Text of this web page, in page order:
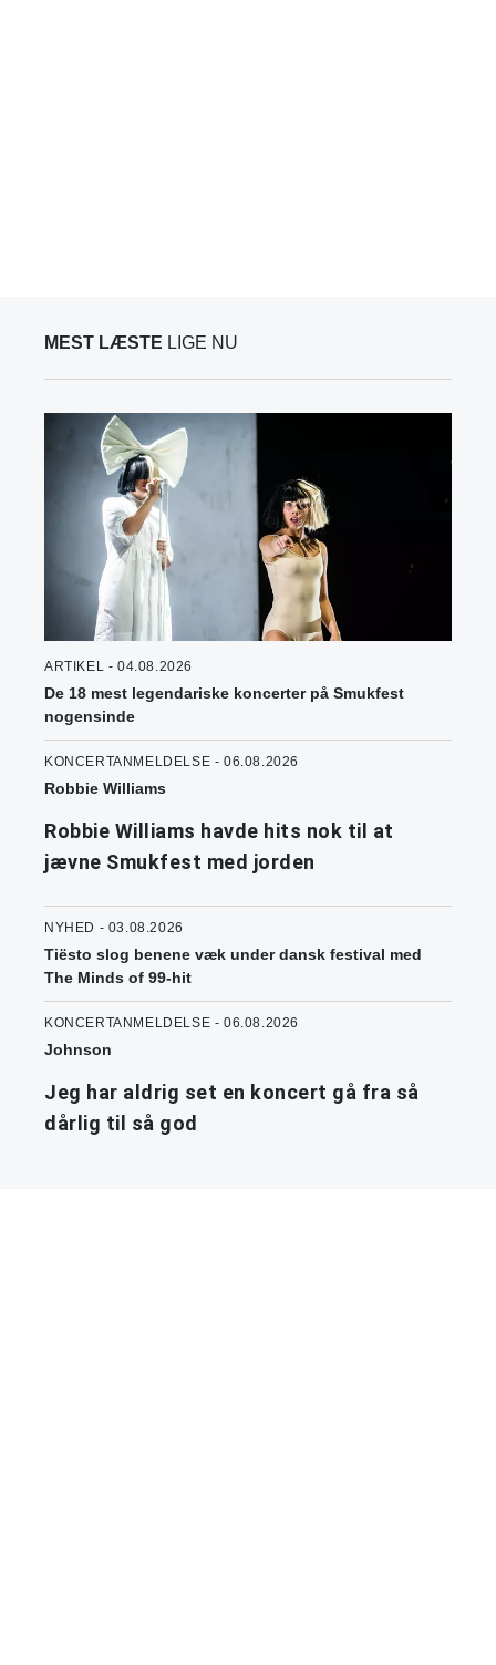
MEST LÆSTE LIGE NU
ARTIKEL - 04.08.2026
De 18 mest legendariske koncerter på Smukfest
nogensinde
KONCERTANMELDELSE - 06.08.2026
Robbie Williams
Robbie Williams havde hits nok til at
jævne Smukfest med jorden
NYHED - 03.08.2026
Tiësto slog benene væk under dansk festival med
The Minds of 99-hit
KONCERTANMELDELSE - 06.08.2026
Johnson
Jeg har aldrig set en koncert gå fra så
dårlig til så god